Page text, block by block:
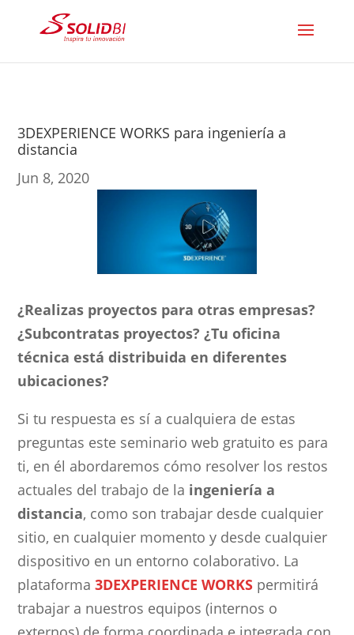
3DEXPERIENCE WORKS para ingeniería a
distancia
Jun 8, 2020
¿Realizas proyectos para otras empresas?
¿Subcontratas proyectos? ¿Tu oficina
técnica está distribuida en diferentes
ubicaciones?
Si tu respuesta es sí a cualquiera de estas
preguntas este seminario web gratuito es para
ti, en él abordaremos cómo resolver los restos
actuales del trabajo de la ingeniería a
distancia, como son trabajar desde cualquier
sitio, en cualquier momento y desde cualquier
dispositivo en un entorno colaborativo. La
plataforma3DEXPERIENCE WORKS permitirá
trabajar a nuestros equipos (internos o